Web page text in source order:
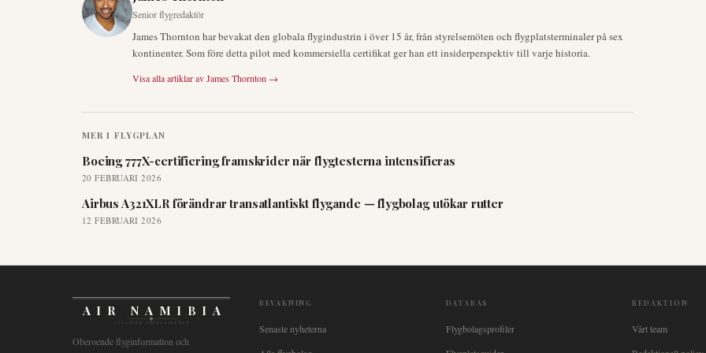
Senior flygredaktör
James Thornton har bevakat den globala flygindustrin i över 15 år, från styrelsemöten och flygplatsterminaler på sex
kontinenter. Som före detta pilot med kommersiella certifikat ger han ett insiderperspektiv till varje historia.
Visa alla artiklar avJames Thornton →
MER I FLYGPLAN
Boeing 777X-certifiering framskrider när flygtesterna intensifieras
20 FEBRUARI 2026
Airbus A321XLR förändrar transatlantiskt flygande — flygbolag utökar rutter
12 FEBRUARI 2026
AIR NAMIBIA
AVIATION INTELLIGENCE
Oberoende flyginformation och
BEVAKNING
Senaste nyheterna
DATABAS
Flygbolagsprofiler
REDAKTION
Vårt team